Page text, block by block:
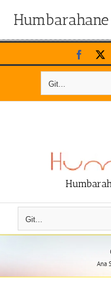
Skip
to
Git...
Git...
Ana